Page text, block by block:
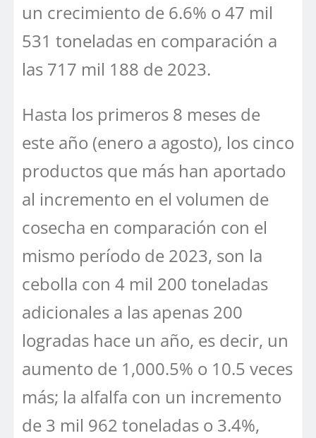
un crecimiento de 6.6% o 47 mil
531 toneladas en comparación a
las 717 mil 188 de 2023.
Hasta los primeros 8 meses de
este año (enero a agosto), los cinco
productos que más han aportado
al incremento en el volumen de
cosecha en comparación con el
mismo período de 2023, son la
cebolla con 4 mil 200 toneladas
adicionales a las apenas 200
logradas hace un año, es decir, un
aumento de 1,000.5% o 10.5 veces
más; la alfalfa con un incremento
de 3 mil 962 toneladas o 3.4%,